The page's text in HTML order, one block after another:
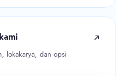
lokakarya, dan opsi